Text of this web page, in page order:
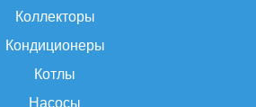
Коллекторы
Кондиционеры
Котлы
Насосы